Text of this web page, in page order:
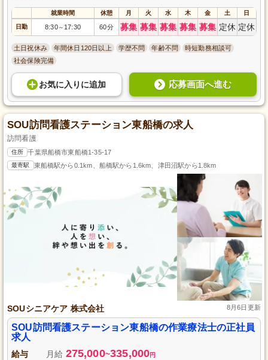
就業時間 休憩 月 火 水 木 金 土 日
日勤 8:30～ 17:30 60分 募集 募集 募集 募集 募集 定休 定休
土日祝休み 年間休日120日以上 学歴不問 年齢不問
時短勤務相談可
社会保険完備
お気に入り に追加 応募画面へ進む
SOU訪問看護ステーション東船橋の求人
訪問看護
住所 千葉県船橋市東船橋1-35-17
最寄駅 東船橋駅から0.1km、船橋駅から1.6km、津田沼駅から1.8km
SOUシニアケア 株式会社 8月6日更新
SOU訪問看護ステーション東船橋の作業療法士の正社員
求人
給与 月給 275,000~335,000円